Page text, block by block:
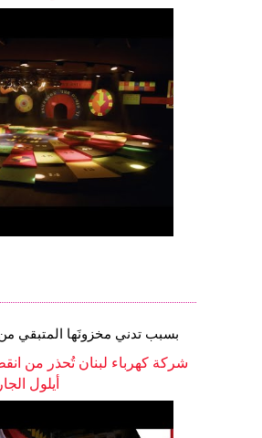
بسبب تدني مخزونَها المتبقي
شركة كهرباء لبنان تُحذر من
أيلول